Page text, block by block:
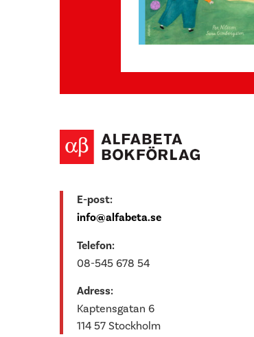
E-post:
info@alfabeta.se
Telefon:
08-545 678 54
Adress:
Kaptensgatan 6
114 57 Stockholm